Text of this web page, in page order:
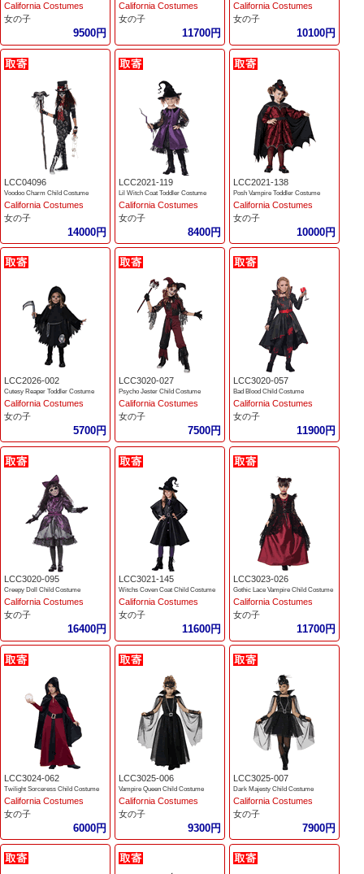
California Costumes
女の子
9500円
California Costumes
女の子
11700円
California Costumes
女の子
10100円
LCC04096
Voodoo Charm Child Costume
California Costumes
女の子
14000円
LCC2021-119
Lil Witch Coat Toddler Costume
California Costumes
女の子
8400円
LCC2021-138
Posh Vampire Toddler Costume
California Costumes
女の子
10000円
LCC2026-002
Cutesy Reaper Toddler Costume
California Costumes
女の子
5700円
LCC3020-027
Psycho Jester Child Costume
California Costumes
女の子
7500円
LCC3020-057
Bad Blood Child Costume
California Costumes
女の子
11900円
LCC3020-095
Creepy Doll Child Costume
California Costumes
女の子
16400円
LCC3021-145
Witchs Coven Coat Child Costume
California Costumes
女の子
11600円
LCC3023-026
Gothic Lace Vampire Child Costume
California Costumes
女の子
11700円
LCC3024-062
Twilight Sorceress Child Costume
California Costumes
女の子
6000円
LCC3025-006
Vampire Queen Child Costume
California Costumes
女の子
9300円
LCC3025-007
Dark Majesty Child Costume
California Costumes
女の子
7900円